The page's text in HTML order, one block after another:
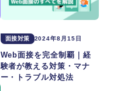
面接対策 2024年8月15日
Web面接を完全制覇｜経
験者が教える対策・マナ
ー・トラブル対処法